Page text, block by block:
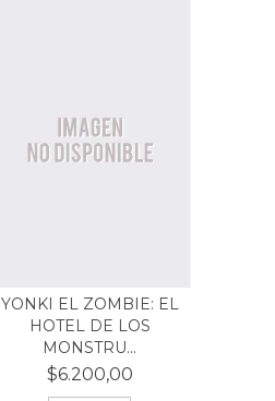
YONKI EL ZOMBIE: EL
HOTEL DE LOS
MONSTRU...
$6.200,00